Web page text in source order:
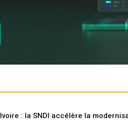
: la SNDI accélère la